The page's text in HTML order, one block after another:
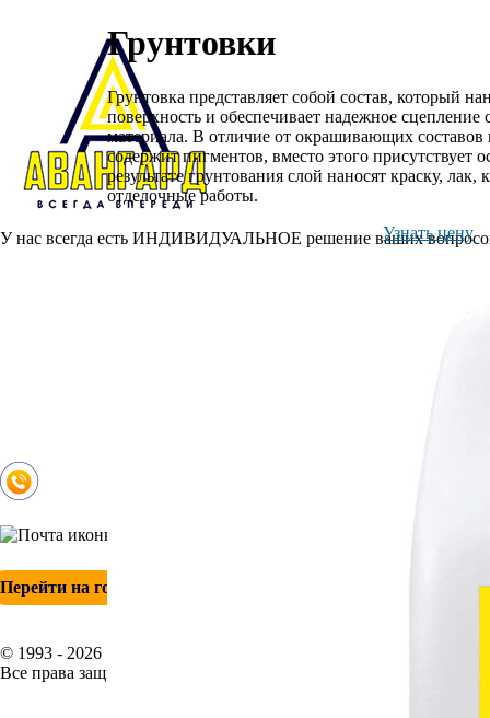
У нас всегда есть ИНДИВИДУАЛЬНОЕ решение ваших
Перейти на головной сайт
© 1993 - 2026
Все права защищены.
Грунтовки
Грунтовка представляет собой состав, который
поверхность и обеспечивает надежное
материала. В отличие от окрашивающих составов
содержит пигментов, вместо этого присутствует
результате грунтования слой наносят краску,
отделочные работы.
Узнать цену